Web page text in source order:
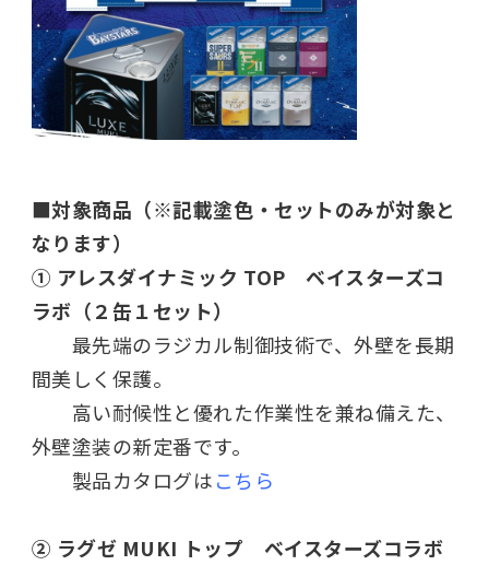
■対象商品（※記載塗色・セットのみが対象と
なります）
① アレスダイナミック TOP ベイスターズコ
ラボ（２缶１セット）
最先端のラジカル制御技術で、外壁を長期
間美しく保護。
高い耐候性と優れた作業性を兼ね備えた、
外壁塗装の新定番です。
製品カタログはこちら
② ラグゼ MUKI トップ ベイスターズコラボ